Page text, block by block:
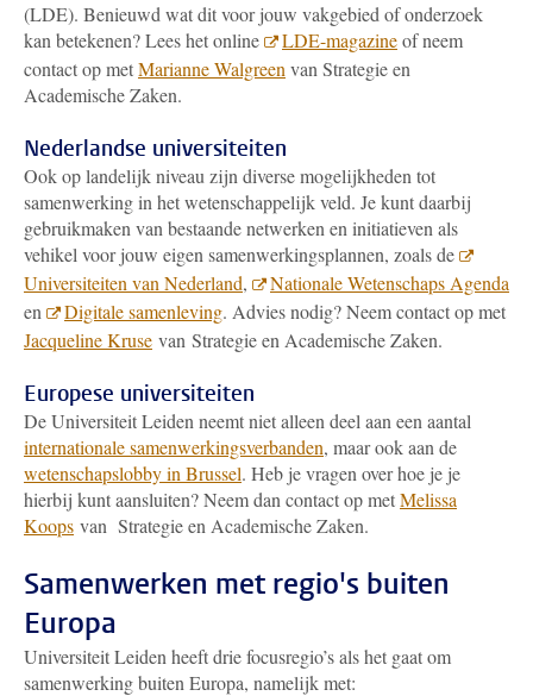
(LDE). Benieuwd wat dit voor jouw vakgebied of onderzoek
kan betekenen? Lees het online
LDE-magazineof neem
contact op metMarianne Walgreen van Strategie en
Academische Zaken.
Nederlandse universiteiten
Ook op landelijk niveau zijn diverse mogelijkheden tot
samenwerking in het wetenschappelijk veld. Je kunt daarbij
gebruikmaken van bestaande netwerken en initiatieven als
vehikel voor jouw eigen samenwerkingsplannen, zoals de
Universiteiten van Nederland,
Nationale Wetenschaps Agenda
en
Digitale samenleving. Advies nodig? Neem contact op met
Jacqueline Kruse van Strategie en Academische Zaken.
Europese universiteiten
De Universiteit Leiden neemt niet alleen deel aan een aantal
internationale samenwerkingsverbanden, maar ook aan de
wetenschapslobby in Brussel. Heb je vragen over hoe je je
hierbij kunt aansluiten? Neem dan contact op metMelissa
Koops van Strategie en Academische Zaken.
Samenwerken met regio's buiten
Europa
Universiteit Leiden heeft drie focusregio’s als het gaat om
samenwerking buiten Europa, namelijk met: